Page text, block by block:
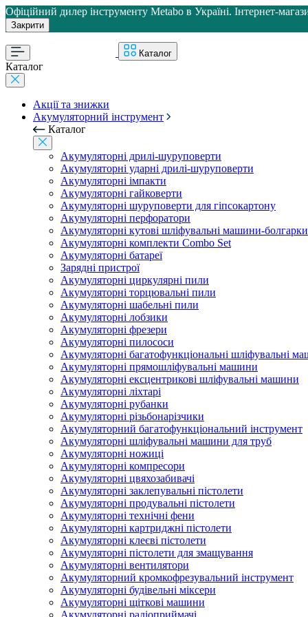
Офіційний дилер інструменту Metabo в Україні. Інтернет-
Закрити
Каталог
Каталог
Акції та знижки
Акумуляторний інструмент
Каталог
Акумуляторні дрилі-шуруповерти
Акумуляторні ударні дрилі-шуруповерти
Акумуляторні імпакти
Акумуляторні гайковерти
Акумуляторні шуруповерти для гіпсокартону
Акумуляторні перфоратори
Акумуляторні кутові шліфувальні машини-болгарки
Акумуляторні комплекти Combo Set
Акумуляторні батареї
Зарядні пристрої
Акумуляторні циркулярні пили
Акумуляторні торцювальні пили
Акумуляторні шабельні пили
Акумуляторні лобзики
Акумуляторні фрезери
Акумуляторні пилососи
Акумуляторні багатофункціональні шліфувальні
Акумуляторні прямошліфувальні машини
Акумуляторні ексцентрикові шліфувальні машини
Акумуляторні ліхтарі
Акумуляторні рубанки
Акумуляторні різьбонарізчики
Акумуляторний багатофункціональний інструмент
Акумуляторні шліфувальні машини для труб
Акумуляторні ножиці
Акумуляторні компресори
Акумуляторні цвяхозабивачі
Акумуляторні заклепувальні пістолети
Акумуляторні продувальні пістолети
Акумуляторні технічні фени
Акумуляторні картриджні пістолети
Акумуляторні клеєві пістолети
Акумуляторні пістолети для змащування
Акумуляторні вентилятори
Акумуляторний кромкофрезувальний інструмент
Акумуляторні будівельні міксери
Акумуляторні щіткові машини
Акумуляторні радіоприймачі